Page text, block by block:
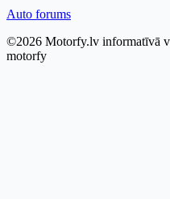
Auto forums
©2026 Motorfy.lv informatīvā
motorfy